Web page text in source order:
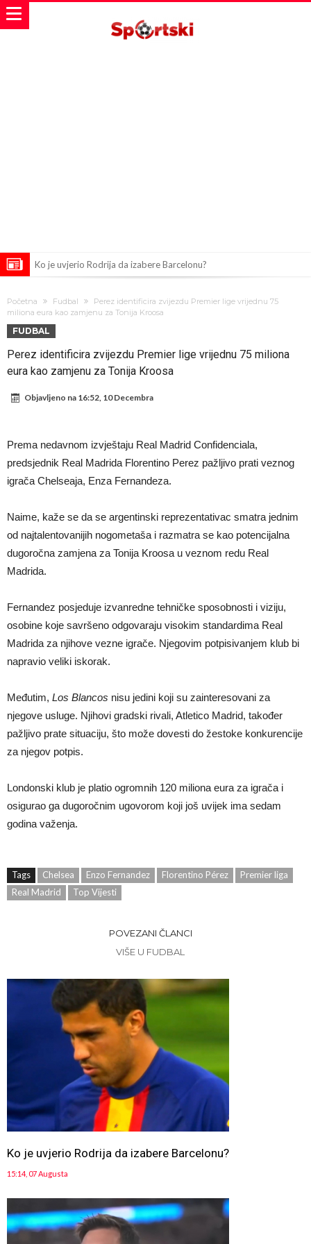
Ko je uvjerio Rodrija da izabere Barcelonu?
Đani Infantino uzvraća udarac, ko ga je sve podržao do sada?
Manchester City pronašao idealnu zamjenu za Rodrija
Samo dva fudbalska velikana uspjela su ostvariti “nemoguće”! Jedan
Rafael Leao dobio novu ponudu iz Turske
U Firenci poludili za Mastantounom
Početna Fudbal
Perez identificira zvijezdu Premier lige vrijednu 75
miliona eura kao zamjenu za Tonija Kroosa
FUDBAL
Perez identificira zvijezdu Premier lige vrijednu 75 miliona
eura kao zamjenu za Tonija Kroosa
Objavljeno na 16:52, 10 Decembra
Prema nedavnom izvještaju Real Madrid Confidenciala,
predsjednik Real Madrida Florentino Perez pažljivo prati veznog
igrača Chelseaja, Enza Fernandeza.
Naime, kaže se da se argentinski reprezentativac smatra jednim
od najtalentovanijih nogometaša i razmatra se kao potencijalna
dugoročna zamjena za Tonija Kroosa u veznom redu Real
Madrida.
Fernandez posjeduje izvanredne tehničke sposobnosti i viziju,
osobine koje savršeno odgovaraju visokim standardima Real
Madrida za njihove vezne igrače. Njegovim potpisivanjem klub bi
napravio veliki iskorak.
Međutim, Los Blancos nisu jedini koji su zainteresovani za
njegove usluge. Njihovi gradski rivali, Atletico Madrid, također
pažljivo prate situaciju, što može dovesti do žestoke konkurencije
za njegov potpis.
Londonski klub je platio ogromnih 120 miliona eura za igrača i
osigurao ga dugoročnim ugovorom koji još uvijek ima sedam
godina važenja.
Tags Chelsea Enzo Fernandez Florentino Pérez
Premier liga
Real Madrid
Top Vijesti
POVEZANI ČLANCI
VIŠE U FUDBAL
Ko je uvjerio Rodrija da izabere Barcelonu?
15:14, 07 Augusta